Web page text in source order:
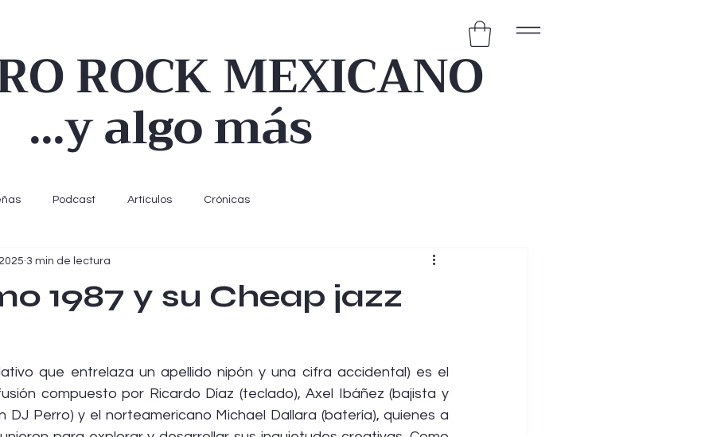
ROCK MEXICANO
...y algo más
Podcast Artículos Crónicas
1987 y su Cheap jazz
3 min de lectura
que entrelaza un apellido nipón y una cifra accidental) es el
compuesto por Ricardo Díaz (teclado), Axel Ibáñez (bajista y
DJ Perro) y el norteamericano Michael Dallara (batería), quienes a